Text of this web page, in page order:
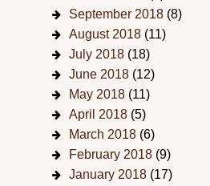
September 2018 (8)
August 2018 (11)
July 2018 (18)
June 2018 (12)
May 2018 (11)
April 2018 (5)
March 2018 (6)
February 2018 (9)
January 2018 (17)